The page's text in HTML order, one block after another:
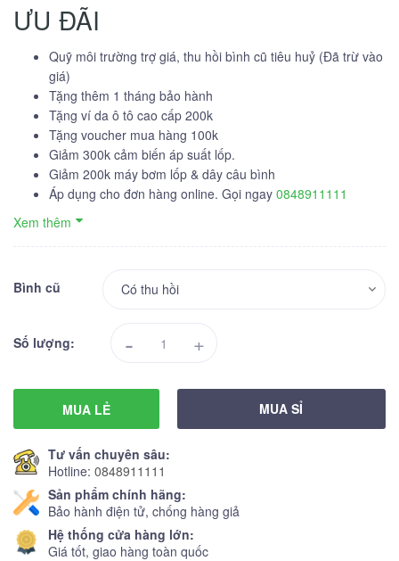
ƯU ĐÃI
Quỹ môi trường trợ giá, thu hồi bình cũ tiêu huỷ (Đã trừ vào
giá)
Tặng thêm 1 tháng bảo hành
Tặng ví da ô tô cao cấp 200k
Tặng voucher mua hàng 100k
Giảm 300k cảm biến áp suất lốp.
Giảm 200k máy bơm lốp & dây câu bình
Áp dụng cho đơn hàng online. Gọi ngay 0848911111
Xem thêm
Bình cũ
Số lượng: - +
MUA LẺ MUA SỈ
Tư vấn chuyên sâu:
Hotline: 0848911111
Sản phẩm chính hãng:
Bảo hành điện tử, chống hàng giả
Hệ thống cửa hàng lớn:
Giá tốt, giao hàng toàn quốc